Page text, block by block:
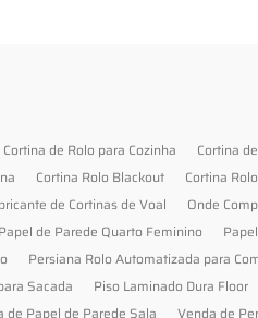
Cortina de Rolo para Cozinha Cortina
Cortina Rolo Blackout Cortina
de Cortinas de Voal Onde
Papel de Parede Quarto Feminino
Persiana Rolo Automatizada para
Sacada Piso Laminado Dura Floor
de Papel de Parede Sala Venda de